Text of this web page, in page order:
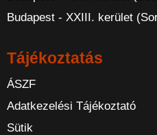
Budapest - XXIII. kerület
Tájékoztatás
ÁSZF
Adatkezelési Tájékoztató
Sütik